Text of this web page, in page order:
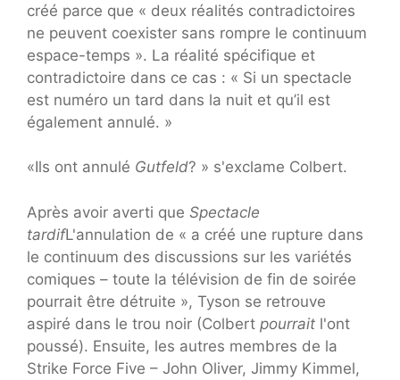
créé parce que « deux réalités contradictoires
ne peuvent coexister sans rompre le continuum
espace-temps ». La réalité spécifique et
contradictoire dans ce cas : « Si un spectacle
est numéro un tard dans la nuit et qu’il est
également annulé. »
«Ils ont annulé Gutfeld? » s'exclame Colbert.
Après avoir averti que Spectacle
tardifL'annulation de « a créé une rupture dans
le continuum des discussions sur les variétés
comiques – toute la télévision de fin de soirée
pourrait être détruite », Tyson se retrouve
aspiré dans le trou noir (Colbert pourrait l'ont
poussé). Ensuite, les autres membres de la
Strike Force Five – John Oliver, Jimmy Kimmel,